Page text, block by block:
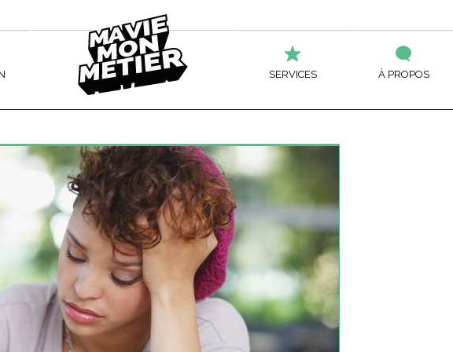
D’ÉQUIPEMENT MOTORISÉ
MÉCANIQUE
D’ENTRETIEN
SERVICES SOCIAUX, ÉDUCATIFS ET
JURIDIQUES
SOINS ESTHÉTIQUES
MARCHANDISES
LA TRANSFORMATION DU
PÂTISSIER
MANŒUVRE EN FABRICATION DE
PRODUITS MÉTALLIQUES
OPÉRATEUR DE MACHINES DE
NETTOYAGE À SEC
PRÉPOSÉ AU SERVICE ALIMENTAIRE
ADULTES
Ma
Mon
Métier
SERVICES
AIDE FINANCIÈRE
ACCOMPAGNEMENT À L’ÉDUCATION DES
RECONNAISSANCE DES ACQUIS ET DES
PERFECTIONNEMENTS DES TRAVAILLEURS
SERVICES AUX ENTREPRISES
À PROPOS
DE
CENTRE LOUIS-JOLLIET
CENTRE SAINT-LOUIS
ÉCOLE BOUDREAU